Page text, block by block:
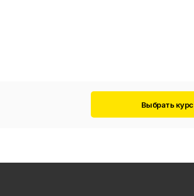
Выбрать курс